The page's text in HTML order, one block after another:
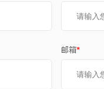
邮箱*